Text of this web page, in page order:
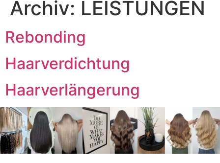
Archiv: LEISTUNGEN
Rebonding
Haarverdichtung
Haarverlängerung